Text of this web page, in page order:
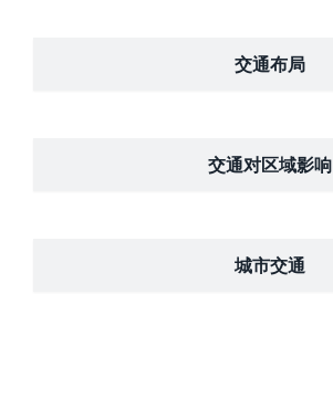
交通布局
交通对区域影响
城市交通